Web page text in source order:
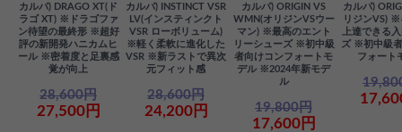
カルパ) DRAGO XT(ド
ラゴ XT) ※ドラゴファ
ン待望の最終形 ※超好
評の新開発ハニカムヒ
ール ※密着度と足裏感
覚が向上
28,600円
27,500円
カルパ) INSTINCT VSR
LV(インスティンクト
VSR ローボリューム)
※軽く柔軟に進化した
VSR ※新ラストで異次
元フィット感
28,600円
24,200円
カルパ) ORIGIN VS
WMN(オリジンVSウー
マン) ※最高のエント
リーシューズ ※初中級
者向けコンフォートモ
デル ※2024年新モデ
ル
19,800円
17,600円
カルパ)
リジンVS) ※
上達できる
ズ ※初中級
フォート